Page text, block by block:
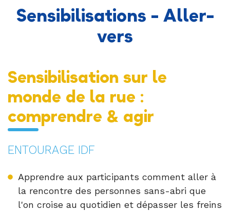
Sensibilisations - Aller-
vers
Sensibilisation sur le
monde de la rue :
comprendre & agir
ENTOURAGE IDF
Apprendre aux participants comment aller à
la rencontre des personnes sans-abri que
l'on croise au quotidien et dépasser les freins